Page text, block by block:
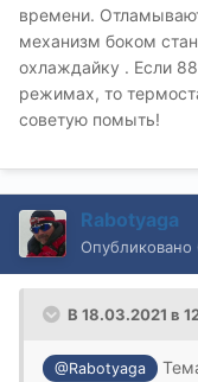
времени.
механизм боком
охлаждайку . Если
режимах, то
советую помыть!
Rabotyaga
Опубликовано
В 18.03.2021 в
@Rabotyaga